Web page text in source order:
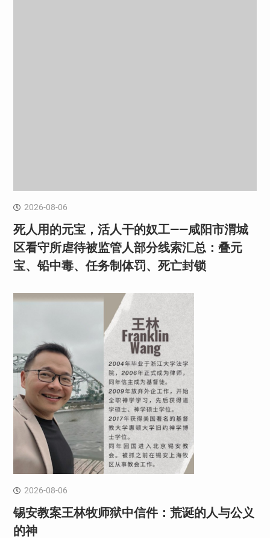
2026-08-06
死人用的元宝，活人干的奴工——咸阳市渭城
区看守所虐待被监管人部分线索汇总：叠元
宝、铅中毒、任务制体罚、死亡封锁
2026-08-06
锡安教案王林牧师狱中信件：荒诞的人与公义
的神